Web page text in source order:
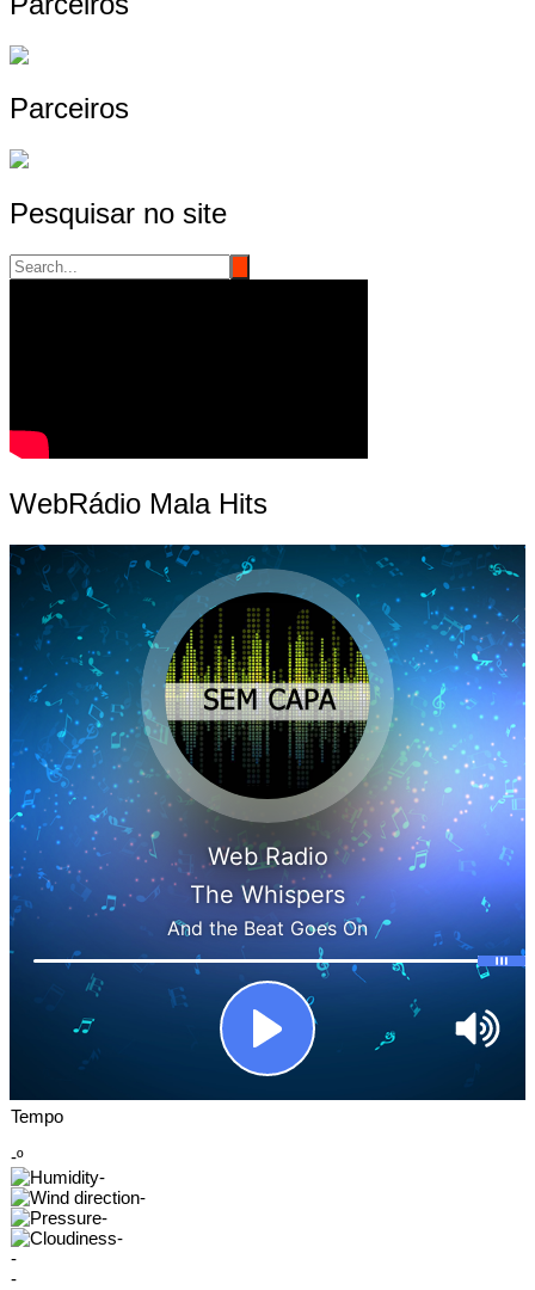
Parceiros
Pesquisar no site
WebRádio Mala Hits
Tempo
-º
-
-
-
-
-
-